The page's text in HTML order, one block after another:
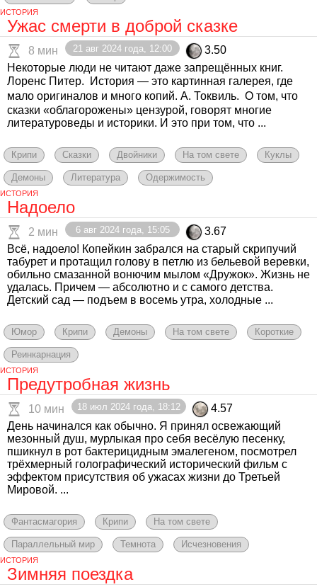
ИСТОРИЯ
Ужас смерти в доброй сказке
8 мин 21 авг 2024 года, 12:00
3.50
Некоторые люди не читают даже запрещённых книг.
Лоренс Питер. ㅤ История — это картинная галерея, где
мало оригиналов и много копий. А. Токвиль. ㅤ О том, что
сказки «облагорожены» цензурой, говорят многие
литературоведы и историки. И это при том, что ...
Крипи Сказки Двойники На том свете Куклы
Демоны Литература Одержимость
ИСТОРИЯ
Надоело
2 мин 6 авг 2024 года, 15:05
3.67
Всё, надоело! Копейкин забрался на старый скрипучий
табурет и протащил голову в петлю из бельевой веревки,
обильно смазанной вонючим мылом «Дружок». Жизнь не
удалась. Причем — абсолютно и с самого детства.
Детский сад — подъем в восемь утра, холодные ...
Юмор Крипи Демоны На том свете Короткие
Реинкарнация
ИСТОРИЯ
Предутробная жизнь
10 мин 18 июл 2024 года, 18:12
4.57
День начинался как обычно. Я принял освежающий
мезонный душ, мурлыкая про себя весёлую песенку,
пшикнул в рот бактерицидным эмалегеном, посмотрел
трёхмерный голографический исторический фильм с
эффектом присутствия об ужасах жизни до Третьей
Мировой. ...
Фантасмагория Крипи На том свете
Параллельный мир Темнота Исчезновения
ИСТОРИЯ
Зимняя поездка